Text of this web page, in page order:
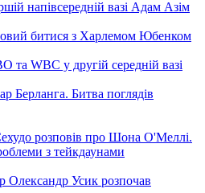
битися з Харлемом Юбенком
Берланга. Битва поглядів
з тейкдаунами